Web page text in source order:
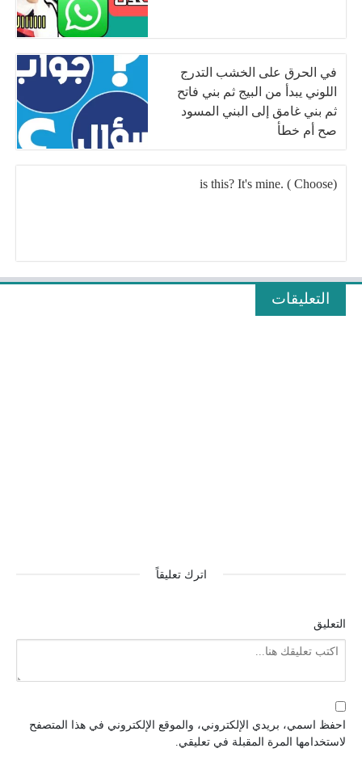
في الحرق على الخشب التدرج
اللوني يبدأ من البيج ثم بني فاتح
ثم بني غامق إلى البني المسود
صح أم خطأ
is this? It's mine. ( Choose)
التعليقات
اترك تعليقاً
التعليق
احفظ اسمي، بريدي الإلكتروني، والموقع الإلكتروني في هذا المتصفح
لاستخدامها المرة المقبلة في تعليقي.